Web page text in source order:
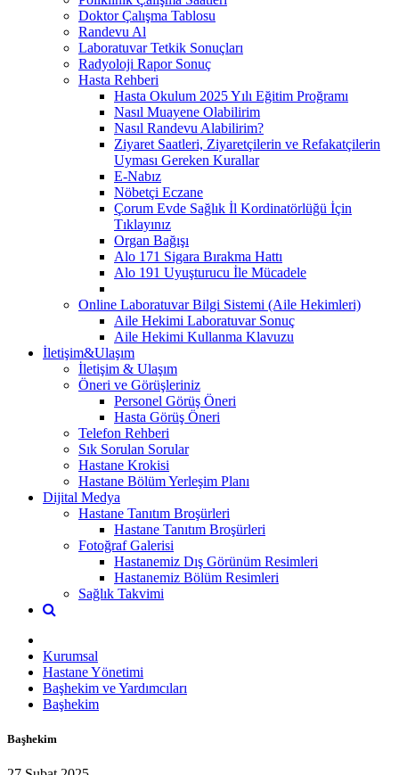
Doktor Çalışma Tablosu
Randevu Al
Laboratuvar Tetkik Sonuçları
Radyoloji Rapor Sonuç
Hasta Rehberi
Hasta Okulum 2025 Yılı Eğitim Proğramı
Nasıl Muayene Olabilirim
Nasıl Randevu Alabilirim?
Ziyaret Saatleri, Ziyaretçilerin ve Refakatçilerin
Uyması Gereken Kurallar
E-Nabız
Nöbetçi Eczane
Çorum Evde Sağlık İl Kordinatörlüğü İçin
Tıklayınız
Organ Bağışı
Alo 171 Sigara Bırakma Hattı
Alo 191 Uyuşturucu İle Mücadele
Online Laboratuvar Bilgi Sistemi (Aile Hekimleri)
Aile Hekimi Laboratuvar Sonuç
Aile Hekimi Kullanma Klavuzu
İletişim&Ulaşım
İletişim & Ulaşım
Öneri ve Görüşleriniz
Personel Görüş Öneri
Hasta Görüş Öneri
Telefon Rehberi
Sık Sorulan Sorular
Hastane Krokisi
Hastane Bölüm Yerleşim Planı
Dijital Medya
Hastane Tanıtım Broşürleri
Hastane Tanıtım Broşürleri
Fotoğraf Galerisi
Hastanemiz Dış Görünüm Resimleri
Hastanemiz Bölüm Resimleri
Sağlık Takvimi
Kurumsal
Hastane Yönetimi
Başhekim ve Yardımcıları
Başhekim
Başhekim